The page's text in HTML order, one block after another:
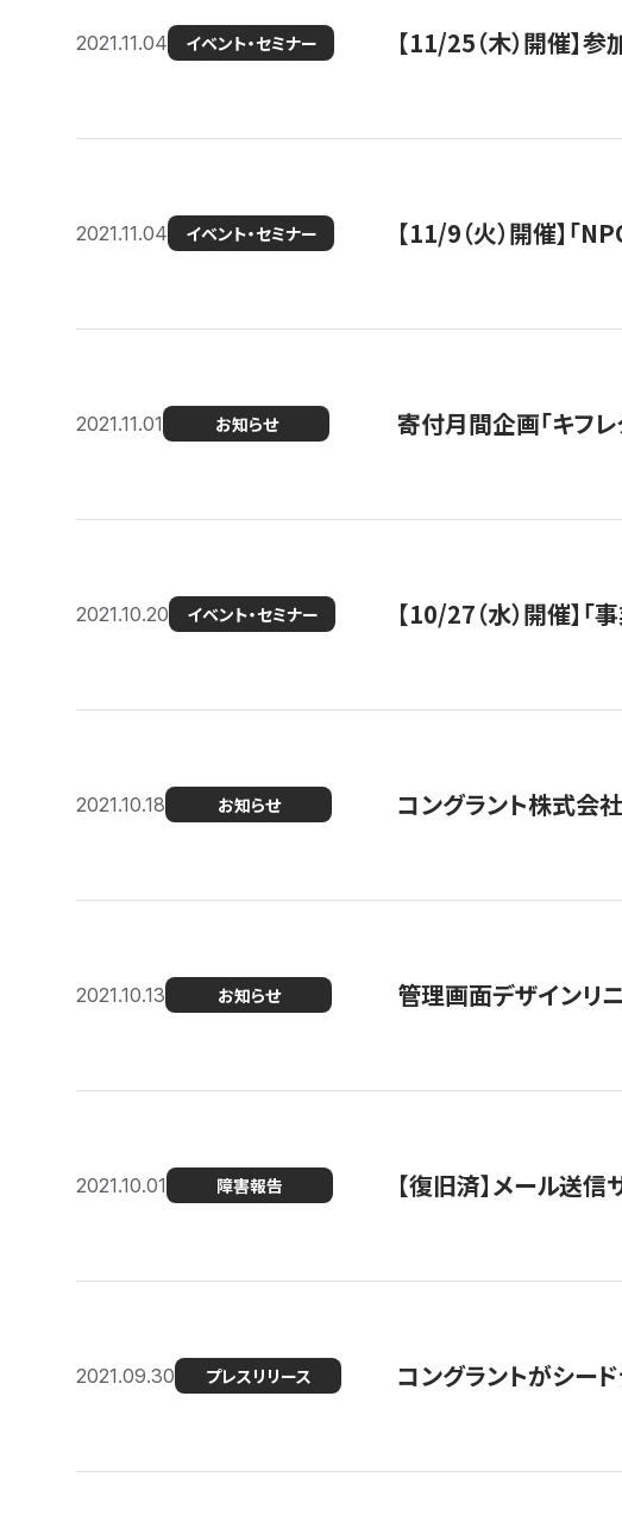
2021.11.04 イベント・セミナー 【11/25（木）開催】
2021.11.04 イベント・セミナー 【11/9（火）開催】
2021.11.01 お知らせ 寄付月間企画「キフ
2021.10.20 イベント・セミナー 【10/27（水）開催】
2021.10.18 お知らせ コングラント株式会
2021.10.13 お知らせ 管理画面デザインリ
2021.10.01 障害報告 【復旧済】メール送
2021.09.30 プレスリリース コングラントがシー